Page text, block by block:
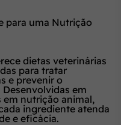
para uma Nutrição
dietas veterinárias
para tratar
e prevenir o
em
nutrição animal,
ingrediente atenda
e eficácia.